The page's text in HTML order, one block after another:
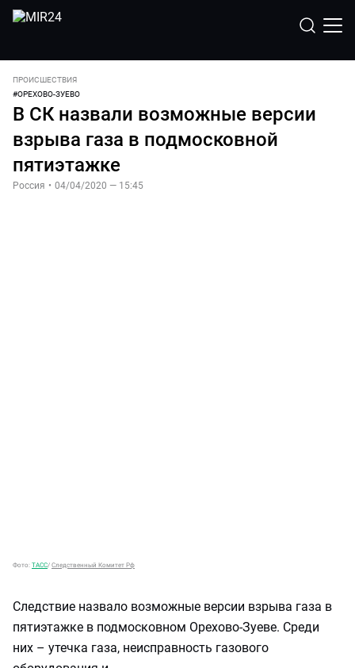
ПРОИСШЕСТВИЯ
#ОРЕХОВО-ЗУЕВО
В СК назвали возможные версии
взрыва газа в подмосковной
пятиэтажке
Россия • 04/04/2020 — 15:45
Фото: ТАСС/ Следственный Комитет Рф
Следствие назвало возможные версии взрыва газа в
пятиэтажке в подмосковном Орехово-Зуеве. Среди
них – утечка газа, неисправность газового